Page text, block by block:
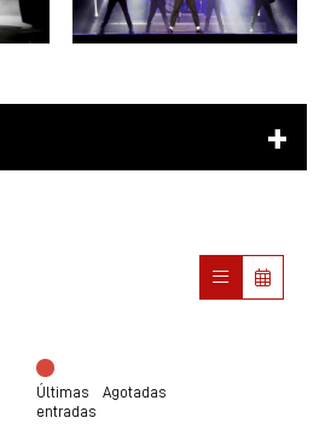
Últimas
entradas
Agotadas